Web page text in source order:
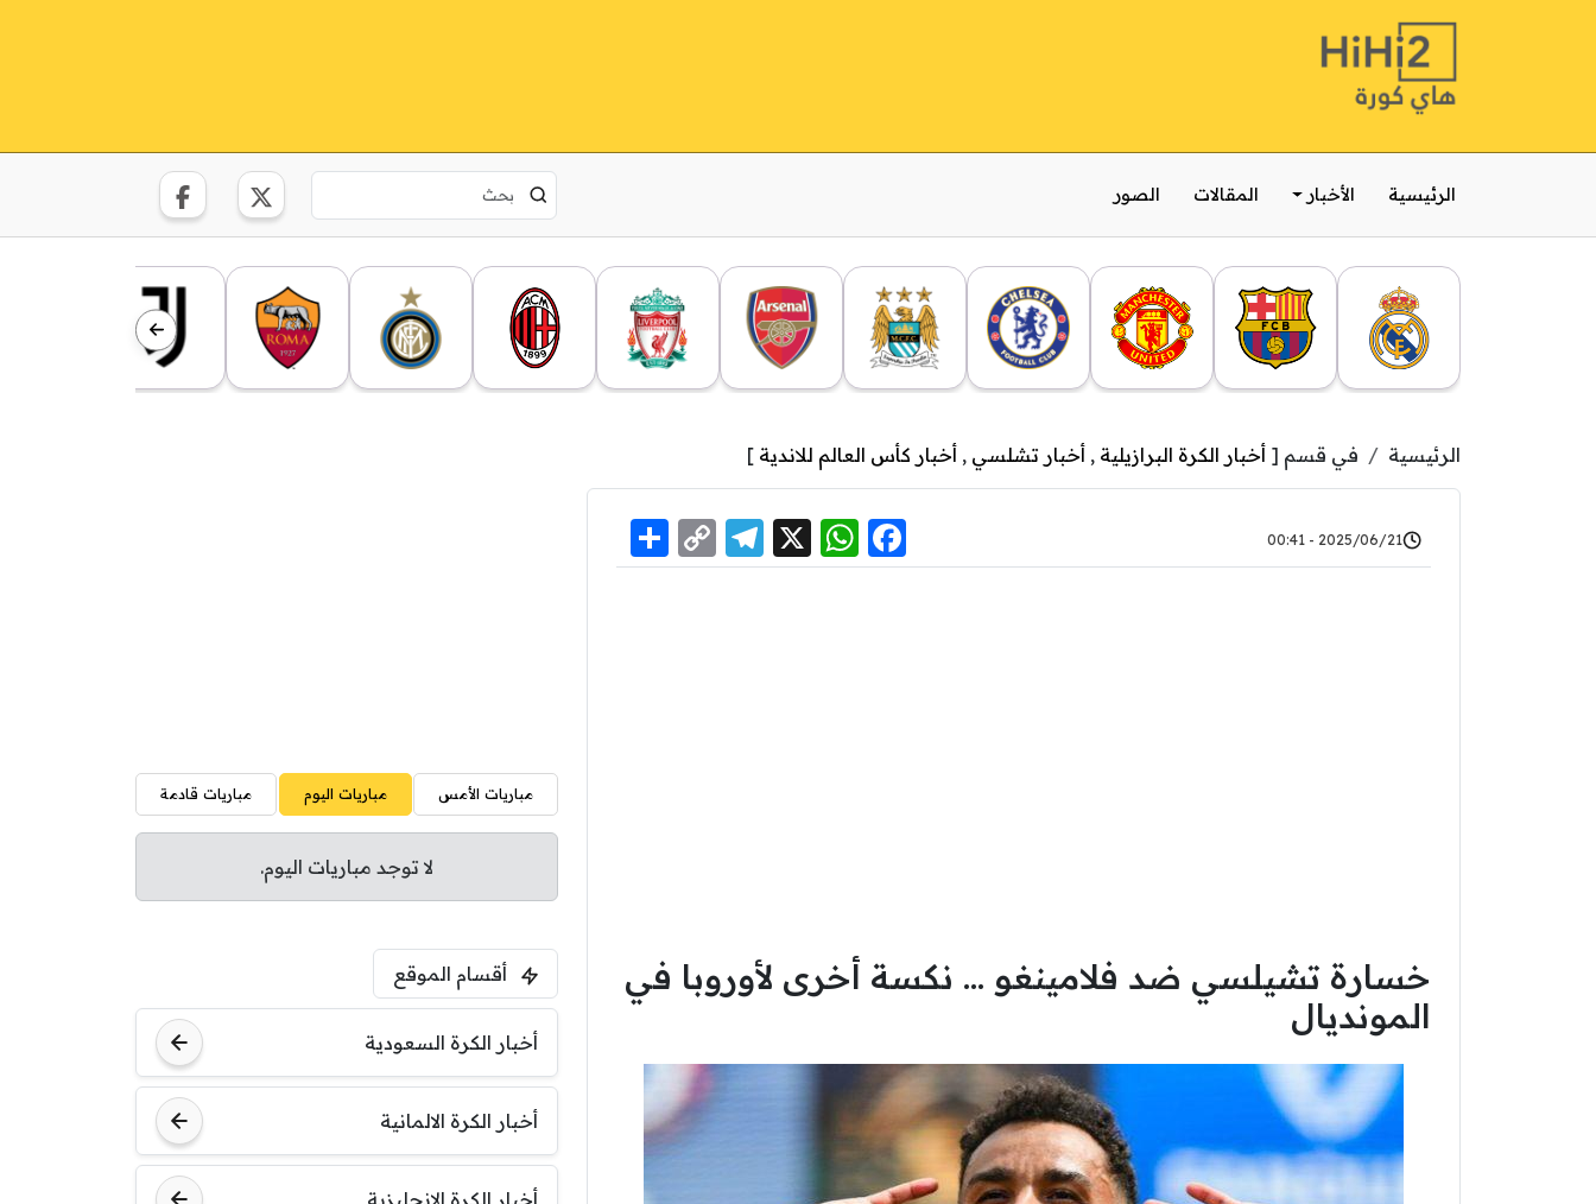
الرئيسية الأخبار المقالات الصور
الرئيسية في قسم [ أخبار الكرة البرازيلية , أخبار تشلسي , أخبار كأس العالم للاندية ]
2025/06/21 - 00:41
Facebook
WhatsApp
X
Telegram
Copy
Link
خسارة تشيلسي ضد فلامينغو … نكسة أخرى لأوروبا في
المونديال
مباريات الأمس مباريات اليوم مباريات قادمة
لا توجد مباريات اليوم.
أقسام الموقع
أخبار الكرة السعودية
أخبار الكرة الالمانية
أخبار الكرة الانجليزية